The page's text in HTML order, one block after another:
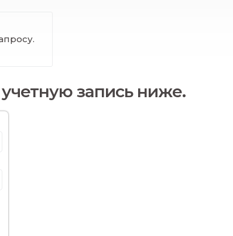
запись ниже.